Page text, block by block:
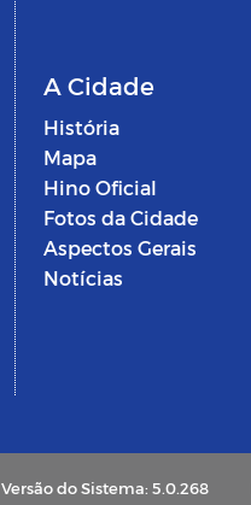
A Cidade
História
Mapa
Hino Oficial
Fotos da Cidade
Aspectos Gerais
Notícias
Versão do Sistema: 5.0.268